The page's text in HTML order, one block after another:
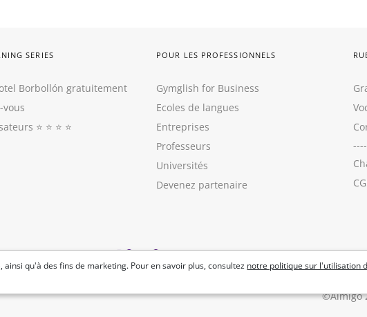
qu'à des fins de marketing. Pour en savoir plus, consultez notre politique sur l'utilisation
SERIES
Borbollón gratuitement
vous
⭐️ ⭐️ ⭐️ ⭐️
POUR LES PROFESSIONNELS
Gymglish for Business
Ecoles de langues
Entreprises
Professeurs
Universités
Devenez partenaire
----
©Aimigo